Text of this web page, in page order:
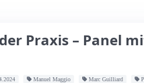
Praxis – Panel
Manuel Maggio Marc Guilliard